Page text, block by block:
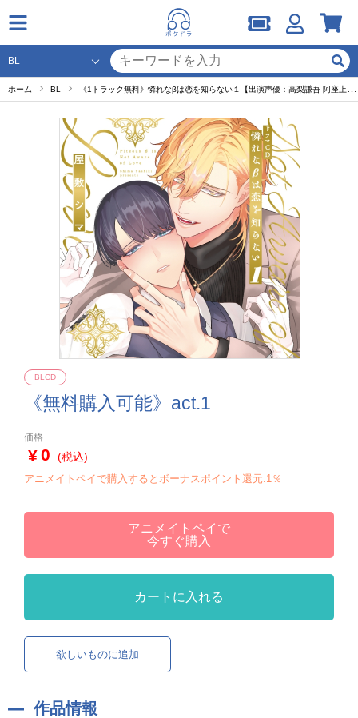
ホーム BL 《1トラック無料》憐れなβは恋を知らない１【出演声優：高梨謙吾 阿座上洋平】
《無料購入可能》act.1
BLCD
価格
0 (税込)
アニメイトペイで購入するとボーナスポイント還元:1％
アニメイトペイで
今すぐ購入
カートに入れる
欲しいものに追加
作品情報